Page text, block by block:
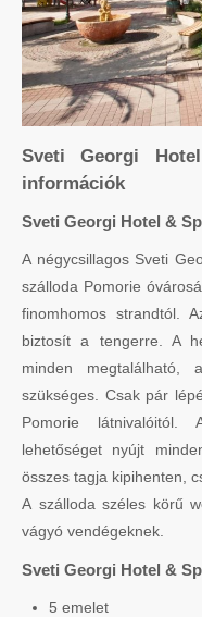
Sveti Georgi
információk
Sveti Georgi Hotel &
A négycsillagos Sveti
szálloda Pomorie
finomhomos strandtól.
biztosít a tengerre. A
minden megtalálható,
szükséges. Csak pár
Pomorie látnivalóitól.
lehetőséget nyújt
összes tagja kipihenten,
A szálloda széles körű
vágyó vendégeknek.
Sveti Georgi Hotel &
5 emelet